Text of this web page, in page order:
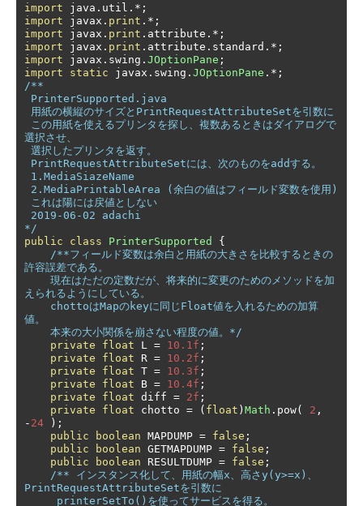
import java . util .*;
import javax . print .*;
import javax . print . attribute .*;
import javax . print . attribute . standard .*;
import javax . swing . JOptionPane ;
import
static javax . swing . JOptionPane .*;
/**
選択させ、
*/
public
class PrinterSupported
{
/**フィールド変数は余白と用紙の大きさを比較するときの
許容誤差である。
えられるようにしている。
値。
    本来の大小関係を崩さない程度の値。*/
private
float L = 10.1f ;
private
float R = 10.2f ;
private
float T = 10.3f ;
private
float B = 10.4f ;
private
float diff = 2f ;
private
float chotto = ( float ) Math . pow( 2 ,
- 24
);
public
boolean MAPDUMP = false ;
public
boolean GETMAPDUMP = false ;
public
boolean RESULTDUMP = false ;
/** インスタンス化して、用紙の幅x、高さy(y>=x)、
PrintRequestAttributeSetを引数に